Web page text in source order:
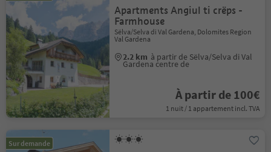
Apartments Angiul ti crëps -
Farmhouse
Sëlva/Selva di Val Gardena, Dolomites Region
Val Gardena
2.2 km à partir de Sëlva/Selva di Val
Gardena centre de
À partir de 100€
1 nuit / 1 appartement incl. TVA
Sur demande